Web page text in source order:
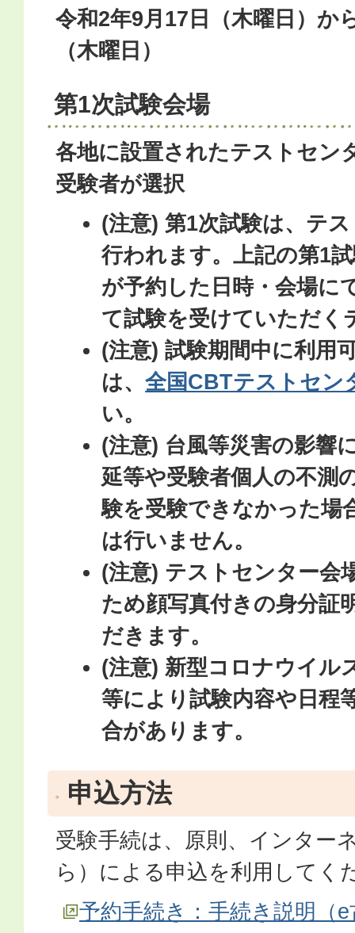
令和2年9月17日（木曜日）か
（木曜日）
第1次試験会場
各地に設置されたテストセン
受験者が選択
(注意) 第1次試験は、テ
行われます。上記の第1
が予約した日時・会場に
て試験を受けていただく
(注意) 試験期間中に利用
は、全国CBTテストセン
い。
(注意) 台風等災害の影響
延等や受験者個人の不測
験を受験できなかった場
は行いません。
(注意) テストセンター会
ため顔写真付きの身分証
だきます。
(注意) 新型コロナウイル
等により試験内容や日程
合があります。
申込方法
受験手続は、原則、インター
ら）による申込を利用してく
予約手続き：手続き説明（